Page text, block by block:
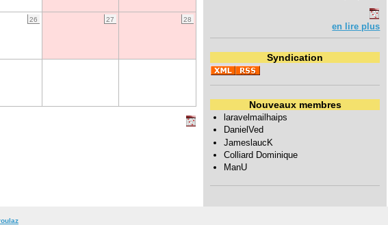
26 27 28
en lire plus
Syndication
Nouveaux membres
laravelmailhaips
DanielVed
JameslaucK
Colliard Dominique
ManU